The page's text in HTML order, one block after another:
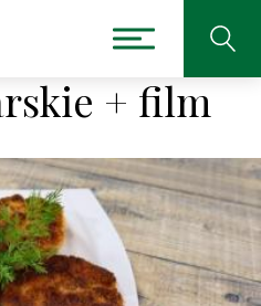
+ film